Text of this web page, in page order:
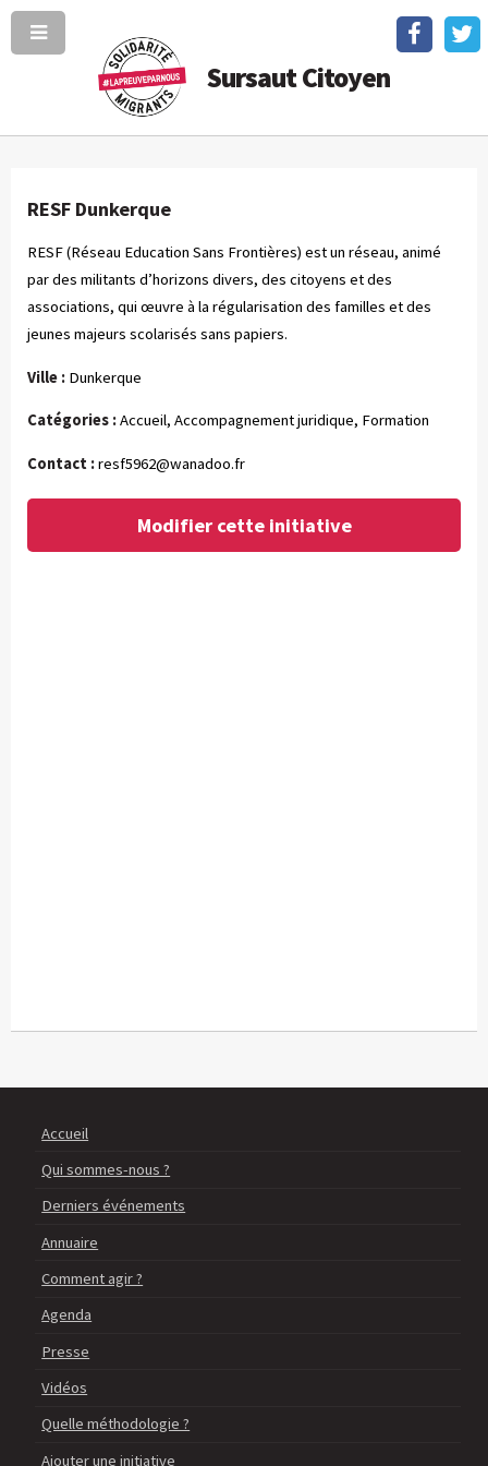
Sursaut Citoyen
RESF Dunkerque
RESF (Réseau Education Sans Frontières) est un réseau, animé
par des militants d’horizons divers, des citoyens et des
associations, qui œuvre à la régularisation des familles et des
jeunes majeurs scolarisés sans papiers.
Ville : Dunkerque
Catégories :Accueil, Accompagnement juridique, Formation
Contact :resf5962@wanadoo.fr
Modifier cette initiative
Accueil
Qui sommes-nous ?
Derniers événements
Annuaire
Comment agir ?
Agenda
Presse
Vidéos
Quelle méthodologie ?
Ajouter une initiative